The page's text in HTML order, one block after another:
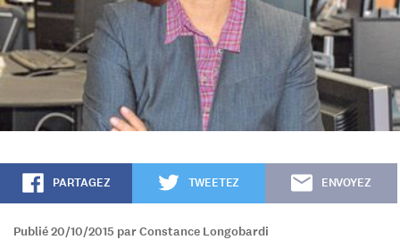
PARTAGEZ TWEETEZ ENVOYEZ
Publié 20/10/2015 par Constance Longobardi